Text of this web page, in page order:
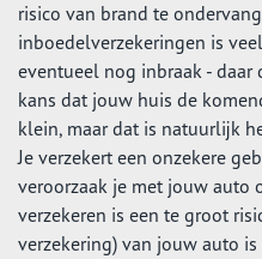
risico van brand te
inboedelverzekeringen is
eventueel nog inbraak - daar
kans dat jouw huis de
klein, maar dat is natuurlijk
Je verzekert een onzekere
veroorzaak je met jouw auto
verzekeren is een te groot
verzekering) van jouw auto